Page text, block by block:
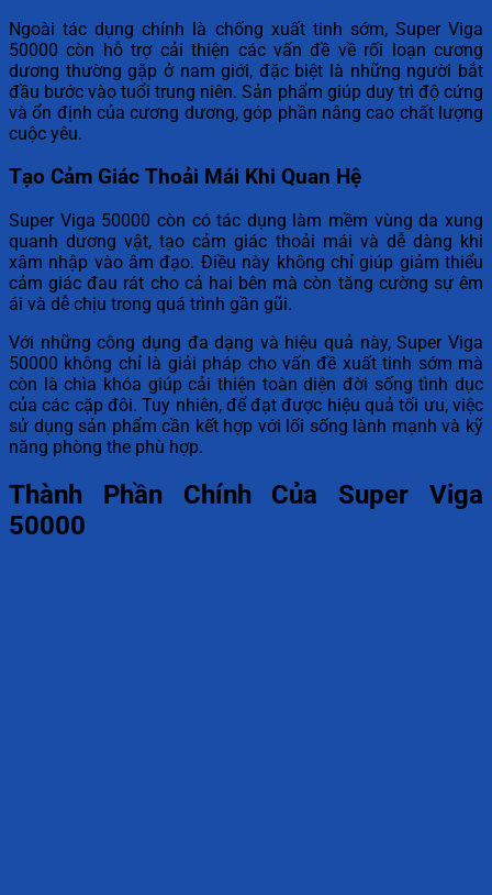
Ngoài tác dụng chính là chống xuất tinh sớm, Super Viga
50000 còn hỗ trợ cải thiện các vấn đề về rối loạn cương
dương thường gặp ở nam giới, đặc biệt là những người bắt
đầu bước vào tuổi trung niên. Sản phẩm giúp duy trì độ cứng
và ổn định của cương dương, góp phần nâng cao chất lượng
cuộc yêu.
Tạo Cảm Giác Thoải Mái Khi Quan Hệ
Super Viga 50000 còn có tác dụng làm mềm vùng da xung
quanh dương vật, tạo cảm giác thoải mái và dễ dàng khi
xâm nhập vào âm đạo. Điều này không chỉ giúp giảm thiểu
cảm giác đau rát cho cả hai bên mà còn tăng cường sự êm
ái và dễ chịu trong quá trình gần gũi.
Với những công dụng đa dạng và hiệu quả này, Super Viga
50000 không chỉ là giải pháp cho vấn đề xuất tinh sớm mà
còn là chìa khóa giúp cải thiện toàn diện đời sống tình dục
của các cặp đôi. Tuy nhiên, để đạt được hiệu quả tối ưu, việc
sử dụng sản phẩm cần kết hợp với lối sống lành mạnh và kỹ
năng phòng the phù hợp.
Thành Phần Chính Của Super Viga
50000